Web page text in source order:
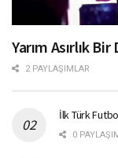
Yarım Asırlık
2 PAYLAŞIMLAR
İlk Türk
0